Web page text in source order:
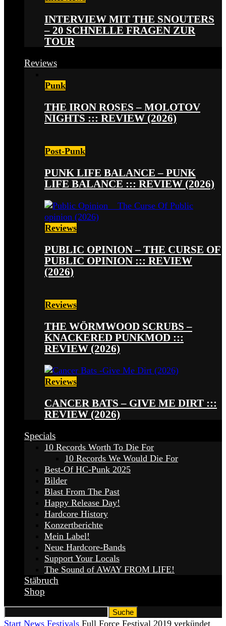
INTERVIEW MIT THE SNOUTERS
– 20 SCHNELLE FRAGEN ZUR
TOUR
Reviews
Punk
THE IRON ROSES – MOLOTOV
NIGHTS ::: REVIEW (2026)
Post-Punk
PUNK LIFE BALANCE – PUNK
LIFE BALANCE ::: REVIEW (2026)
Reviews
PUBLIC OPINION – THE CURSE OF
PUBLIC OPINION ::: REVIEW
(2026)
Reviews
THE WÖRMWOOD SCRUBS –
KNACKERED PUNKMOD :::
REVIEW (2026)
Reviews
CANCER BATS – GIVE ME DIRT :::
REVIEW (2026)
Specials
10 Records Worth To Die For
10 Records We Would Die For
Best-Of HC-Punk 2025
Bilder
Blast From The Past
Happy Release Day!
Hardcore History
Konzertberichte
Mein Label!
Neue Hardcore-Bands
Support Your Locals
The Sound of AWAY FROM LIFE!
Stäbruch
Shop
Start News Festivals Full Force Festival 2019 verkündet